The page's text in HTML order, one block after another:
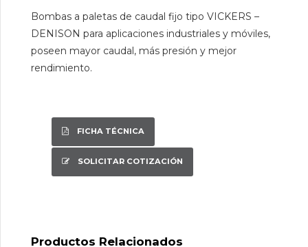
Bombas a paletas de caudal fijo tipo VICKERS –
DENISON para aplicaciones industriales y móviles,
poseen mayor caudal, más presión y mejor
rendimiento.
FICHA TÉCNICA
SOLICITAR COTIZACIÓN
Productos Relacionados